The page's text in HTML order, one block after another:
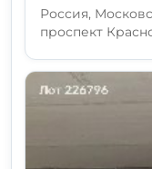
Россия,
проспект